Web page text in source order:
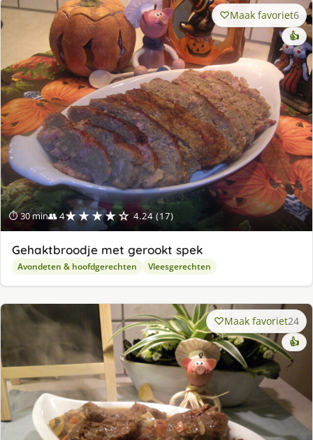
⏱ 30 min👥 4★★★★☆ 4.24 (17)
Maak favoriet6
👍
Gehaktbroodje met gerookt spek
Avondeten & hoofdgerechten Vleesgerechten
Maak favoriet24
👍